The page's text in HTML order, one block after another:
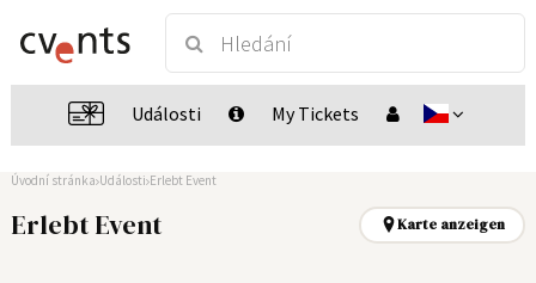
Události My Tickets
Úvodní stránka Události Erlebt Event
Erlebt Event Karte anzeigen